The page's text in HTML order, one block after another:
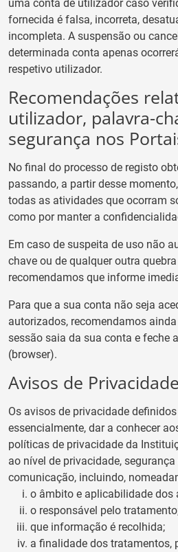
uma conta de utilizador caso
fornecida é falsa, incorreta,
incompleta. A suspensão ou
determinada conta apenas
respetivo utilizador.
Recomendações
utilizador, palavra-
segurança nos
No final do processo de registo
passando, a partir desse
todas as atividades que ocorram
como por manter a
Em caso de suspeita de uso não
chave ou de qualquer outra
recomendamos que informe
Para que a sua conta não seja
autorizados, recomendamos
sessão saia da sua conta e feche
(browser).
Avisos de Privacidade
Os avisos de privacidade definidos
essencialmente, dar a conhecer
políticas de privacidade da
ao nível de privacidade,
comunicação, incluindo,
o âmbito e aplicabilidade dos
o responsável pelo
que informação é recolhida;
a finalidade dos tratamentos,